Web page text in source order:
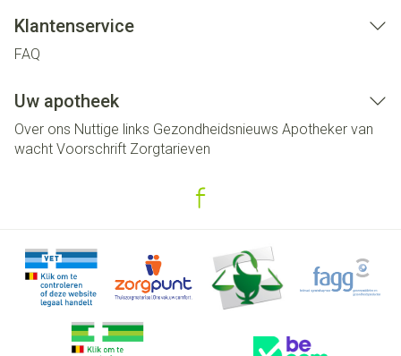
Klantenservice
FAQ
Uw apotheek
Over ons Nuttige links Gezondheidsnieuws Apotheker van
wacht Voorschrift Zorgtarieven